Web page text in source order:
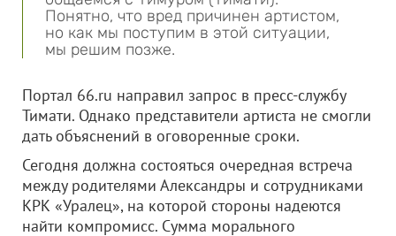
Понятно, что вред причинен артистом,
но как мы поступим в этой ситуации,
мы решим позже.
Портал 66.ru направил запрос в пресс-службу
Тимати. Однако представители артиста не смогли
дать объяснений в оговоренные сроки.
Сегодня должна состояться очередная встреча
между родителями Александры и сотрудниками
КРК «Уралец», на которой стороны надеются
найти компромисс. Сумма морального